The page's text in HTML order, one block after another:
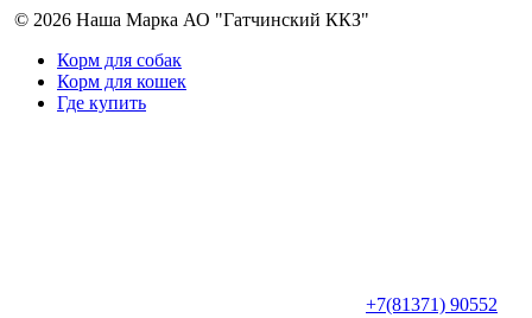
© 2026 Наша Марка АО "Гатчинский ККЗ"
Корм для собак
Корм для кошек
Где купить
+7(81371) 90552